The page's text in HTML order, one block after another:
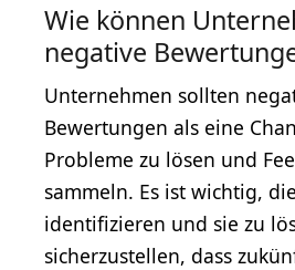
Wie können
negative
Unternehmen sollten
Bewertungen als eine
Probleme zu lösen und
sammeln. Es ist wichtig,
identifizieren und sie zu
sicherzustellen, dass